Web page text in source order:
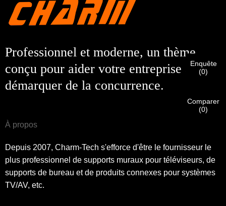
Professionnel et moderne, un thème
conçu pour aider votre entreprise à se
démarquer de la concurrence.
À propos
Depuis 2007, Charm-Tech s'efforce d'être le fournisseur le
plus professionnel de supports muraux pour téléviseurs, de
supports de bureau et de produits connexes pour systèmes
TV/AV, etc.
Je suis
Client de CHARM
Je suis
Nouveau visiteur
Veuillez saisir ci-dessous votre adresse courriel
professionnelle actuelle afin de confirmer que vous êtes un
Retour Soumettre
Avant de soumettre, veuillez VÉRIFIER TOUT
estCORRECT. Des informations incorrectes entraîneront un
VÉRIFIERvotre soumission
informations pour l'authentification et l'autorisation. Une fois
Une fois votre identité vérifiée, vous recevrez une notification
Enquête
(0)
Comparer
(0)